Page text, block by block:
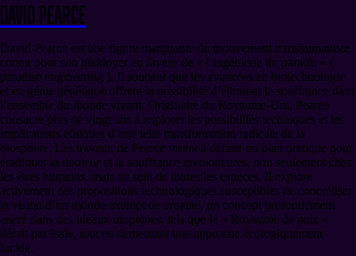
David Pearce
David Pearce est une figure marquante du mouvement transhumaniste,
connu pour son plaidoyer en faveur de « l’ingénierie du paradis » (
paradise engineering ). Il soutient que les avancées en biotechnologie
et en génie génétique offrent la possibilité d’éliminer la souffrance dans
l’ensemble du monde vivant. Originaire du Royaume-Uni, Pearce
consacre plus de vingt ans à explorer les possibilités techniques et les
implications éthiques d’une telle transformation radicale de la
biosphère. Les travaux de Pearce visent à définir un plan pratique pour
éradiquer la douleur et la souffrance involontaires, non seulement chez
les êtres humains, mais au sein de toutes les espèces. Il explore
activement des propositions technologiques susceptibles de concrétiser
la vision d’un monde exempt de cruauté, un concept profondément
ancré dans des idéaux utopiques, tels que le « Royaume de paix »
décrit par Isaïe, tout en demeurant une approche écologiquement
lucide.